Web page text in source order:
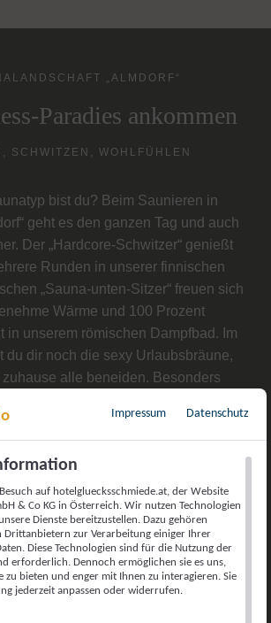
„ALMDORF“
Paradies ankommen
SCHWITZEN, WOHLFÜHLEN
bist du? Beim Saunieren in
geht es den ganzen Tag und auch
Der „Hardcore-Schwitzer“ genießt
Runden in unserer finnischen
„Sauna-unten-Sitzer“ freuen sich
Wärme und 100 Prozent
in unserem römischen Dampfbad. Im
du dir noch die sexy Urlaubsbräune,
alle beneiden. Besonders
zur ultimativen Abhärtung. Brrrrr!
Bademantel und Slipper liegen im
du kannst komplett abschalten und
dich um nichts kümmern.
Impressum Datenschutz
auf hotelgluecksschmiede.at, der Website
& Co KG in Österreich. Wir nutzen Technologien
Dienste bereitzustellen. Dazu gehören
Drittanbietern zur Verarbeitung einiger Ihrer
Diese Technologien sind für die Nutzung der
erforderlich. Dennoch ermöglichen sie es uns,
zu bieten und enger mit Ihnen zu interagieren. Sie
jederzeit anpassen oder widerrufen.